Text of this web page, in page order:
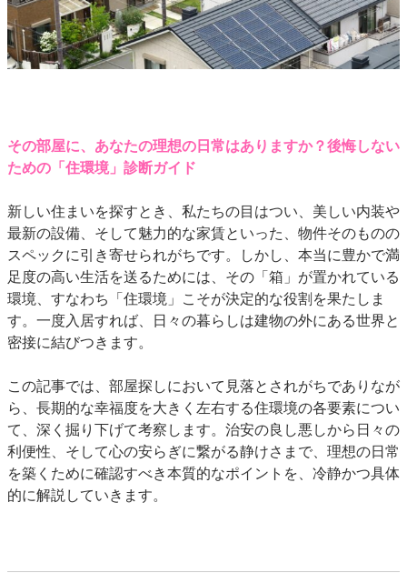
その部屋に、あなたの理想の日常はありますか？後悔しない
ための「住環境」診断ガイド
新しい住まいを探すとき、私たちの目はつい、美しい内装や
最新の設備、そして魅力的な家賃といった、物件そのものの
スペックに引き寄せられがちです。しかし、本当に豊かで満
足度の高い生活を送るためには、その「箱」が置かれている
環境、すなわち「住環境」こそが決定的な役割を果たしま
す。一度入居すれば、日々の暮らしは建物の外にある世界と
密接に結びつきます。
この記事では、部屋探しにおいて見落とされがちでありなが
ら、長期的な幸福度を大きく左右する住環境の各要素につい
て、深く掘り下げて考察します。治安の良し悪しから日々の
利便性、そして心の安らぎに繋がる静けさまで、理想の日常
を築くために確認すべき本質的なポイントを、冷静かつ具体
的に解説していきます。